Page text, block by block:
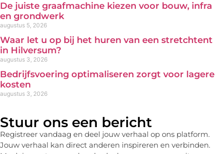
De juiste graafmachine kiezen voor bouw, infra
en grondwerk
augustus 5, 2026
Waar let u op bij het huren van een stretchtent
in Hilversum?
augustus 3, 2026
Bedrijfsvoering optimaliseren zorgt voor lagere
kosten
augustus 3, 2026
Stuur ons een bericht
Registreer vandaag en deel jouw verhaal op ons platform.
Jouw verhaal kan direct anderen inspireren en verbinden.